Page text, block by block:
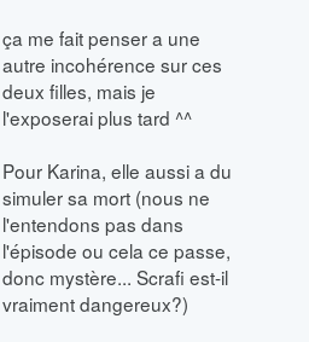
ça me fait penser a une
autre incohérence sur ces
deux filles, mais je
l'exposerai plus tard ^^
Pour Karina, elle aussi a du
simuler sa mort (nous ne
l'entendons pas dans
l'épisode ou cela ce passe,
donc mystère... Scrafi est-il
vraiment dangereux?)